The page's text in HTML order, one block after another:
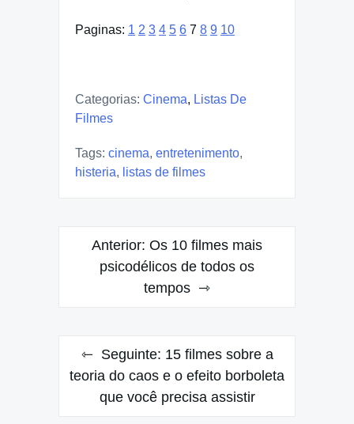
Paginas: 1 2 3 4 5 6 7 8 9 10
Categorias: Cinema, Listas De
Filmes
Tags: cinema, entretenimento,
histeria, listas de filmes
Navegação
Anterior: Os 10 filmes mais
psicodélicos de todos os
tempos
Seguinte: 15 filmes sobre a
teoria do caos e o efeito borboleta
que você precisa assistir